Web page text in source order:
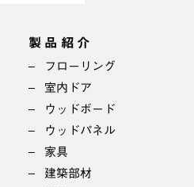
製品紹介
フローリング
室内ドア
ウッドボード
ウッドパネル
家具
建築部材